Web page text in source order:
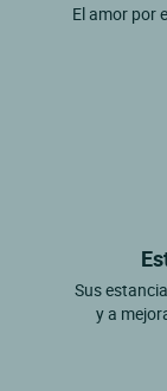
El amor por
Sus
y a